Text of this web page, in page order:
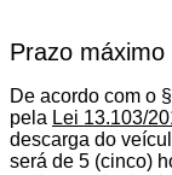
Prazo
De acordo com o
pela Lei 13.103/
descarga do
será de 5 (cinco)